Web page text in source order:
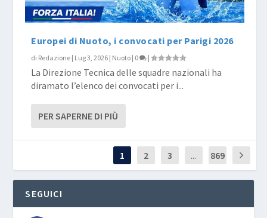
Europei di Nuoto, i convocati per Parigi 2026
di Redazione | Lug 3, 2026 | Nuoto | 0 |
La Direzione Tecnica delle squadre nazionali ha
diramato l’elenco dei convocati per i...
PER SAPERNE DI PIÙ
1 2 3 ... 869
SEGUICI